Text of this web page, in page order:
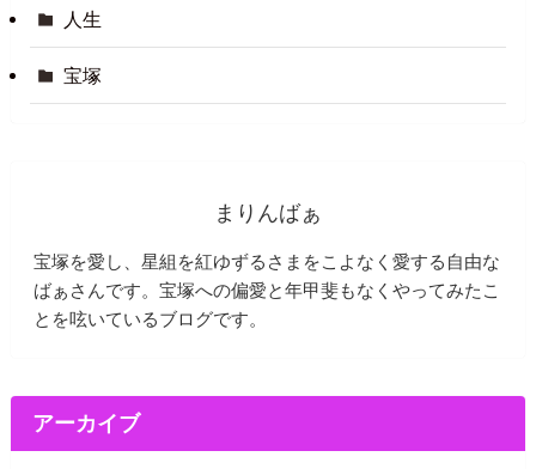
人生
宝塚
まりんばぁ
宝塚を愛し、星組を紅ゆずるさまをこよなく愛する自由な
ばぁさんです。宝塚への偏愛と年甲斐もなくやってみたこ
とを呟いているブログです。
アーカイブ